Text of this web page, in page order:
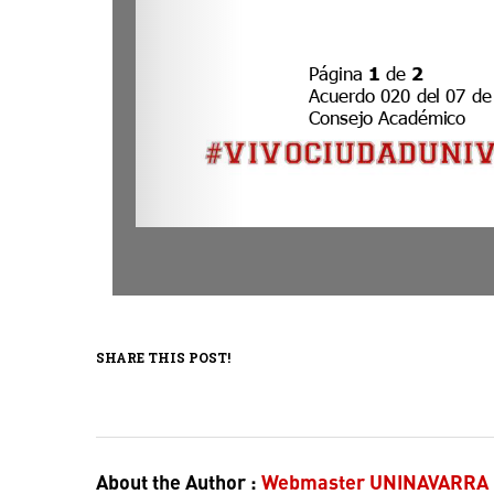
SHARE THIS POST!
About the Author : Webmaster UNINAVARRA